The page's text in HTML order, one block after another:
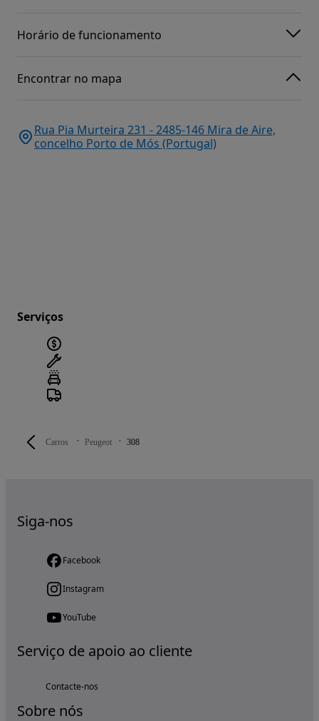
Carros Peugeot 308
Horário de funcionamento
Encontrar no mapa
Rua Pia Murteira 231 - 2485-146 Mira de Aire,
concelho Porto de Mós (Portugal)
Serviços
Siga-nos
Facebook
Instagram
YouTube
Serviço de apoio ao cliente
Contacte-nos
Sobre nós